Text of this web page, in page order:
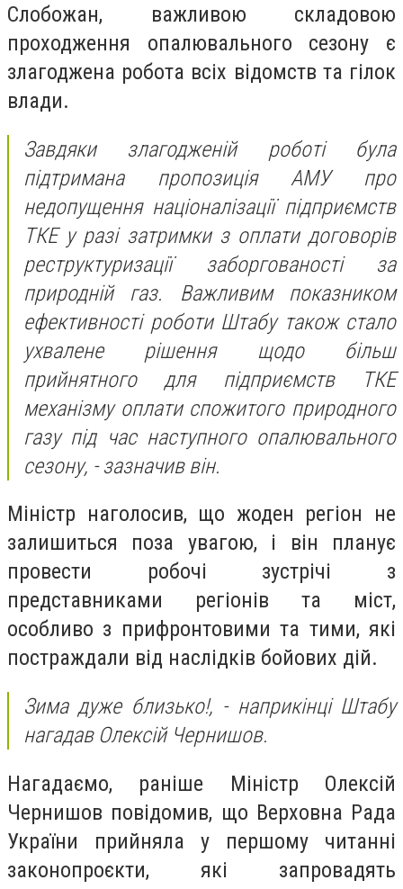
Слобожан, важливою складовою
проходження опалювального сезону є
злагоджена робота всіх відомств та гілок
влади.
Завдяки злагодженій роботі була
підтримана пропозиція АМУ про
недопущення націоналізації підприємств
ТКЕ у разі затримки з оплати договорів
реструктуризації заборгованості за
природній газ. Важливим показником
ефективності роботи Штабу також стало
ухвалене рішення щодо більш
прийнятного для підприємств ТКЕ
механізму оплати спожитого природного
газу під час наступного опалювального
сезону, - зазначив він.
Міністр наголосив, що жоден регіон не
залишиться поза увагою, і він планує
провести робочі зустрічі з
представниками регіонів та міст,
особливо з прифронтовими та тими, які
постраждали від наслідків бойових дій.
Зима дуже близько!, - наприкінці Штабу
нагадав Олексій Чернишов.
Нагадаємо, раніше Міністр Олексій
Чернишов повідомив, що Верховна Рада
України прийняла у першому читанні
законопроєкти, які запровадять